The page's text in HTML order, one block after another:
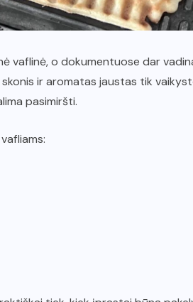
vaflinė, o dokumentuose dar
ir aromatas jaustas tik
pasimiršti.